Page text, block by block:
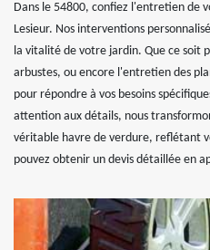
Dans le 54800, confiez l'entretien de
Lesieur. Nos interventions
la vitalité de votre jardin. Que ce soit
arbustes, ou encore l'entretien des
pour répondre à vos besoins
attention aux détails, nous
véritable havre de verdure, reflétant
pouvez obtenir un devis détaillée en